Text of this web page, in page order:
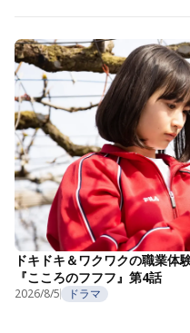
ドキドキ＆ワクワクの職業
『こころのフフフ』第4話
2026/8/5 ドラマ